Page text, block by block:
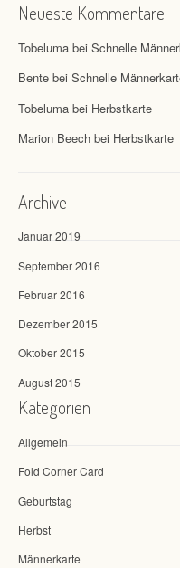
Neueste Kommentare
Tobeluma bei Schnelle
Bente bei Schnelle
Tobeluma bei Herbstkarte
Marion Beech bei Herbstkarte
Archive
Januar 2019
September 2016
Februar 2016
Dezember 2015
Oktober 2015
August 2015
Kategorien
Allgemein
Fold Corner Card
Geburtstag
Herbst
Männerkarte